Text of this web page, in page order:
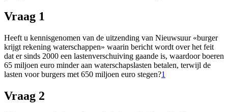
Vraag 1
Heeft u kennisgenomen van de uitzending van Nieuwsuur «burger
krijgt rekening waterschappen» waarin bericht wordt over het feit
dat er sinds 2000 een lastenverschuiving gaande is, waardoor boeren
65 miljoen euro minder aan waterschapslasten betalen, terwijl de
lasten voor burgers met 650 miljoen euro stegen?1
Vraag 2